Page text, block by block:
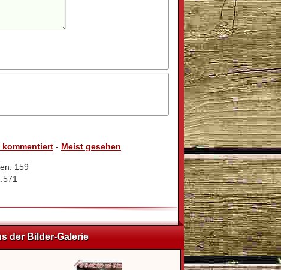
kommentiert - Meist gesehen
159
der Bilder-Galerie